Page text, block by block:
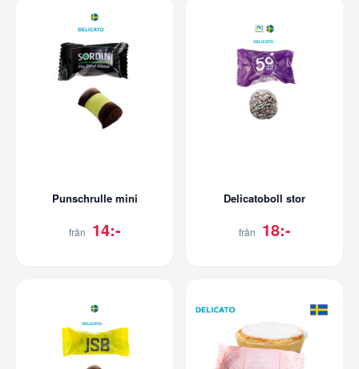
Punschrulle mini
från 14:-
Delicatoboll stor
från 18:-